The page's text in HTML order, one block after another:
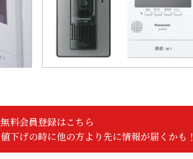
無料会員登録はこちら
値下げの時に他の方より先に情報が届くかも！